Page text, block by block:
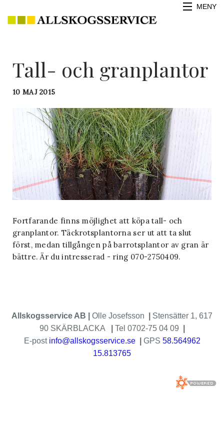
MENY
OM
SORTIMENT
TJÄNSTER
EKSKOGSSKÖTSEL
KONTAKT
REFERENSER
Tall- och granplantor
10 MAJ 2015
Fortfarande finns möjlighet att köpa tall- och
granplantor. Täckrotsplantorna ser ut att ta slut
först, medan tillgången på barrotsplantor av gran är
bättre. Är du intresserad - ring 070-2750409.
Allskogsservice AB | Olle Josefsson
Stensätter 1, 617
90 SKÄRBLACKA
Tel 0702-75 04 09
E-post info@allskogsservice.se GPS 58.564962
15.813765